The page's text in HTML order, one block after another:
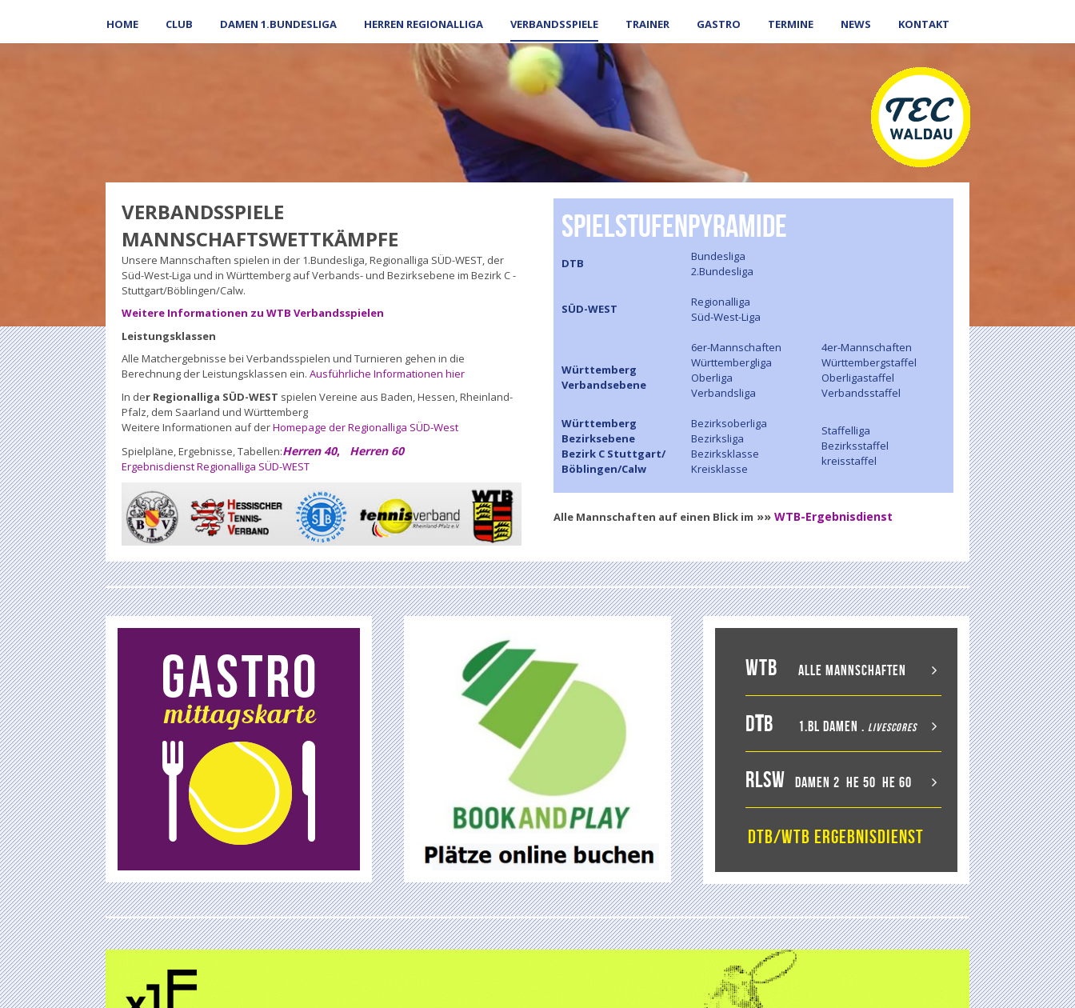
HOME CLUB DAMEN 1.BUNDESLIGA HERREN REGIONALLIGA VERBANDSSPIELE TRAINER GASTRO TERMINE NEWS KONTAKT
VERBANDSSPIELE
MANNSCHAFTSWETTKÄMPFE
Unsere Mannschaften spielen in der 1.Bundesliga, Regionalliga SÜD-WEST, der
Süd-West-Liga und in Württemberg auf Verbands- und Bezirksebene im Bezirk C -
Stuttgart/Böblingen/Calw.
Weitere Informationen zu WTB Verbandsspielen
Leistungsklassen
Alle Matchergebnisse bei Verbandsspielen und Turnieren gehen in die
Berechnung der Leistungsklassen ein. Ausführliche Informationen hier
In der Regionalliga SÜD-WEST spielen Vereine aus Baden, Hessen, Rheinland-
Pfalz, dem Saarland und Württemberg
Weitere Informationen auf derHomepage der Regionalliga SÜD-West
Spielpläne, Ergebnisse, Tabellen:Herren 40, Herren 60
Ergebnisdienst Regionalliga SÜD-WEST
Spielstufenpyramide
DTB
Bundesliga
2.Bundesliga
SÜD-WEST
Regionalliga
Süd-West-Liga
6er-Mannschaften
4er-Mannschaften
Württemberg
Verbandsebene
Württembergliga
Oberliga
Verbandsliga
Württembergstaffel
Oberligastaffel
Verbandsstaffel
Württemberg
Bezirksebene
Bezirk C Stuttgart/
Böblingen/Calw
Bezirksoberliga
Bezirksliga
Bezirksklasse
Kreisklasse
Staffelliga
Bezirksstaffel
kreisstaffel
Alle Mannschaften auf einen Blick im »» WTB-Ergebnisdienst
WTB Alle Mannschaften
DTB 1.BL Damen . LiveScores
RLSW Damen 2 He 50 He 60
DTB/WTB Ergebnisdienst